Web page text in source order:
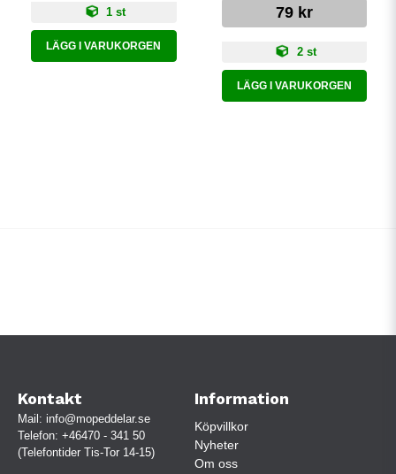
1 st
LÄGG I VARUKORGEN
79 kr
2 st
LÄGG I VARUKORGEN
Kontakt
Mail: info@mopeddelar.se
Telefon: +46470 - 341 50
(Telefontider Tis-Tor 14-15)
Information
Köpvillkor
Nyheter
Om oss